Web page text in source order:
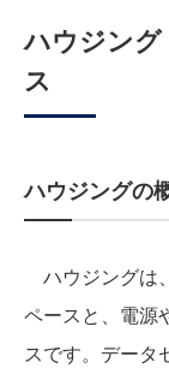
ハウジン
ス
ハウジングの
ハウジングは
ペースと、電源
スです。データ